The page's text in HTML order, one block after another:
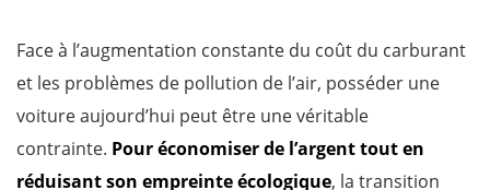
Face à l’augmentation constante du coût du carburant
et les problèmes de pollution de l’air, posséder une
voiture aujourd’hui peut être une véritable
contrainte. Pour économiser de l’argent tout en
réduisant son empreinte écologique, la transition